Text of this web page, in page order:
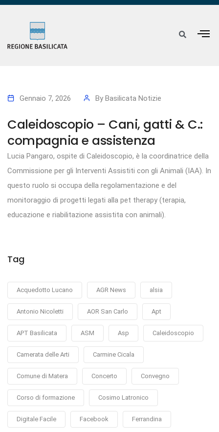
Gennaio 7, 2026 By Basilicata Notizie
Caleidoscopio – Cani, gatti & C.:
compagnia e assistenza
Lucia Pangaro, ospite di Caleidoscopio, è la coordinatrice della
Commissione per gli Interventi Assistiti con gli Animali (IAA). In
questo ruolo si occupa della regolamentazione e del
monitoraggio di progetti legati alla pet therapy (terapia,
educazione e riabilitazione assistita con animali).
Tag
Acquedotto Lucano AGR News alsia
Antonio Nicoletti AOR San Carlo Apt
APT Basilicata ASM Asp Caleidoscopio
Camerata delle Arti Carmine Cicala
Comune di Matera Concerto Convegno
Corso di formazione Cosimo Latronico
Digitale Facile Facebook Ferrandina